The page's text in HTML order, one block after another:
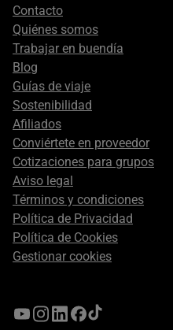
Footer
secondary
Contacto
Quiénes somos
Trabajar en buendía
Blog
Guías de viaje
Sostenibilidad
Afiliados
Conviértete en proveedor
Cotizaciones para grupos
Aviso legal
Términos y condiciones
Política de Privacidad
Política de Cookies
Gestionar cookies